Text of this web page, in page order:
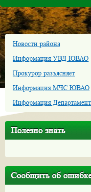
Новости района
Информация УВД ЮВАО
Прокурор разъясняет
Информация МЧС ЮВАО
Информация
Полезно знать
Сообщить об